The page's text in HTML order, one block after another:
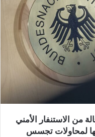
من الاستنفار الأمني
لمحاولات تجسس